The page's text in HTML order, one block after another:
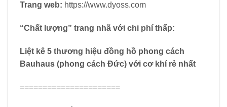
Trang web: https://www.dyoss.com
“Chất lượng” trang nhã với chi phí thấp:
Liệt kê 5 thương hiệu đồng hồ phong cách
Bauhaus (phong cách Đức) với cơ khí rẻ nhất
======================